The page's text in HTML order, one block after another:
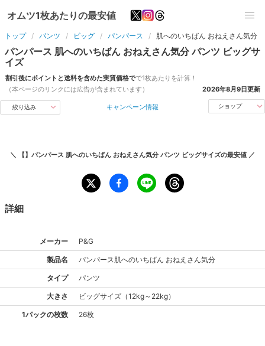
オムツ1枚あたりの最安値
トップ パンツ ビッグ パンパース 肌へのいちばん おねえさん気分
パンパース 肌へのいちばん おねえさん気分 パンツ ビッグサ
イズ
割引後にポイントと送料を含めた実質価格でで1枚あたりを計算！
（本ページのリンクには広告が含まれています）
2026年8月9日更新
絞り込み キャンペーン情報 ショップ
＼ 【】パンパース 肌へのいちばん おねえさん気分 パンツ ビッグサイズの最安値 ／
詳細
メーカー P&G
製品名 パンパース肌へのいちばん おねえさん気分
タイプ パンツ
大きさ ビッグサイズ （12kg～22kg）
1パックの枚数 26枚